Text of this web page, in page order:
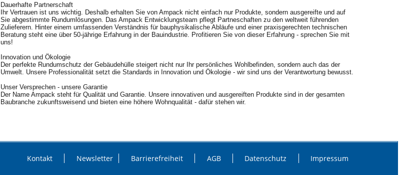
Dauerhafte Partnerschaft
Ihr Vertrauen ist uns wichtig. Deshalb erhalten Sie von Ampack nicht einfach nur Produkte, sondern ausgereifte und auf
Sie abgestimmte Rundumlösungen. Das Ampack Entwicklungsteam pflegt Partneschaften zu den weltweit führenden
Zulieferern. Hinter einem umfassenden Verständnis für bauphysikalische Abläufe und einer praxisgerechten technischen
Beratung steht eine über 50-jährige Erfahrung in der Bauindustrie. Profitieren Sie von dieser Erfahrung - sprechen Sie mit
uns!
Innovation und Ökologie
Der perfekte Rundumschutz der Gebäudehülle steigert nicht nur Ihr persönliches Wohlbefinden, sondern auch das der
Umwelt. Unsere Professionalität setzt die Standards in Innovation und Ökologie - wir sind uns der Verantwortung bewusst.
Unser Versprechen - unsere Garantie
Der Name Ampack steht für Qualität und Garantie. Unsere innovativen und ausgereiften Produkte sind in der gesamten
Baubranche zukunftsweisend und bieten eine höhere Wohnqualität - dafür stehen wir.
Kontakt Newsletter Barrierefreiheit AGB Datenschutz Impressum